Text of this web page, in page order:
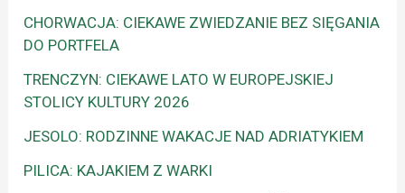
CHORWACJA: CIEKAWE ZWIEDZANIE BEZ SIĘGANIA
DO PORTFELA
TRENCZYN: CIEKAWE LATO W EUROPEJSKIEJ
STOLICY KULTURY 2026
JESOLO: RODZINNE WAKACJE NAD ADRIATYKIEM
PILICA: KAJAKIEM Z WARKI